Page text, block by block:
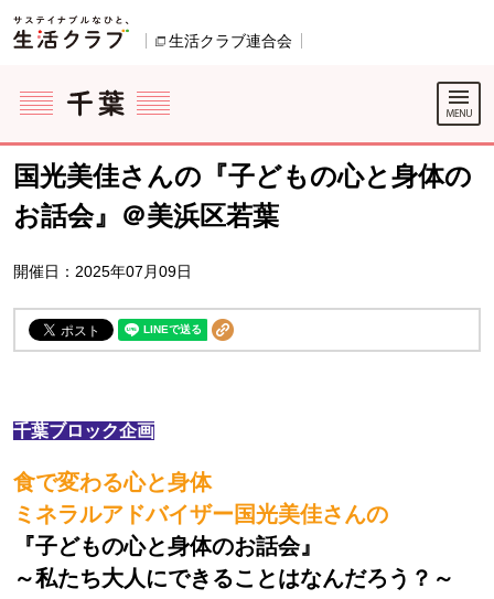
ページの先頭です。
生活クラブ連合会
ここからサイト内共通メニューです。
サイト内共通メニューをスキップする
サイト内共通メニューここまで。
国光美佳さんの『子どもの心と身体の
お話会』＠美浜区若葉
開催日：2025年07月09日
千葉ブロック企画
食で変わる心と身体
ミネラルアドバイザー国光美佳さんの
『子どもの心と身体のお話会』
～私たち大人にできることはなんだろう？～